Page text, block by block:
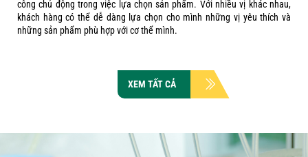
công chủ động trong việc lựa chọn sản phẩm. Với nhiều vị khác nhau,
khách hàng có thể dễ dàng lựa chọn cho mình những vị yêu thích và
những sản phẩm phù hợp với cơ thể mình.
XEM TẤT CẢ